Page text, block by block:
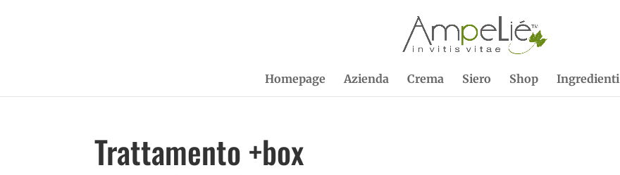
Homepage Azienda Crema Siero Shop Ingredienti
Trattamento +box